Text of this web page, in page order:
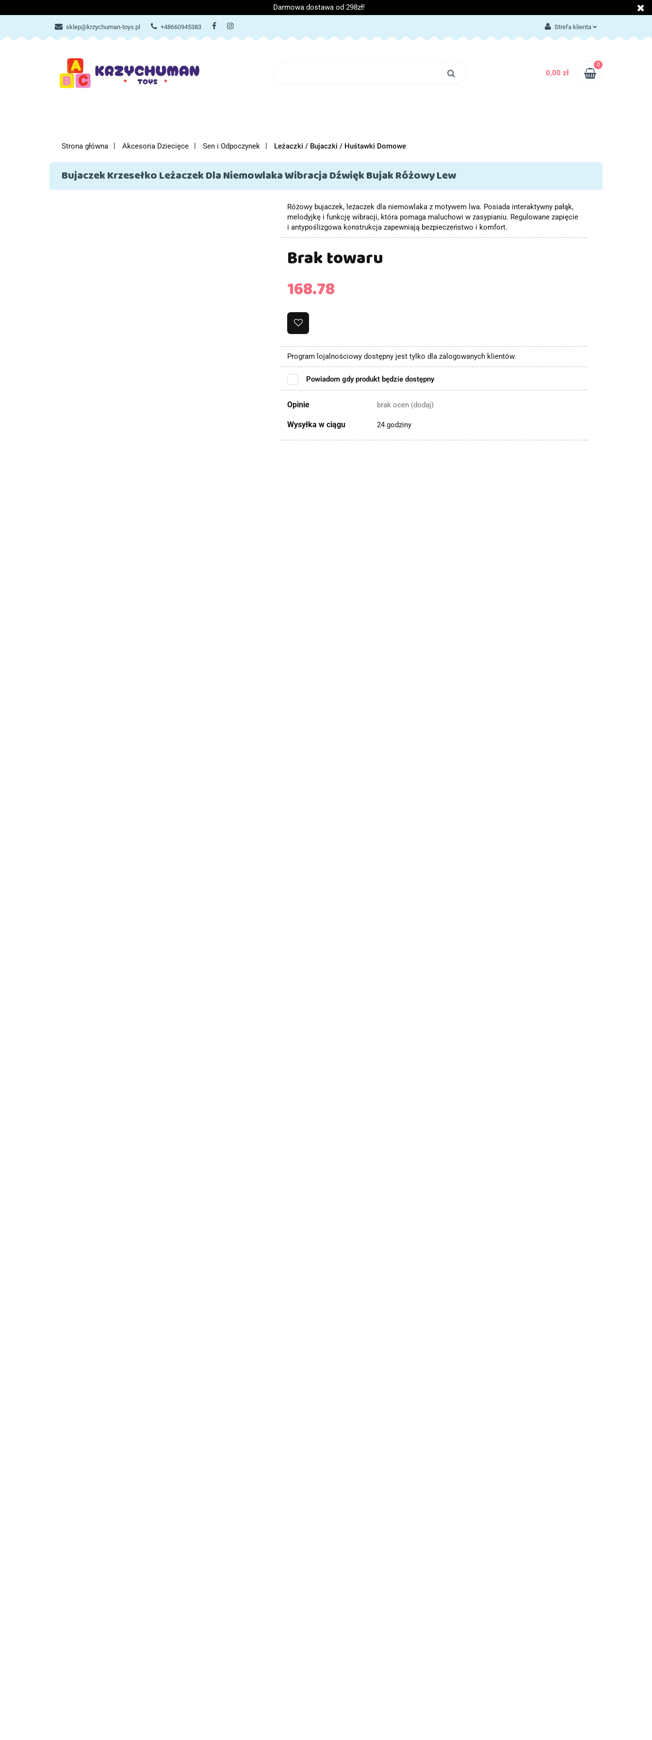
Darmowa dostawa od 298zł!
sklep@krzychuman-toys.pl +48660945383 Strefa klienta
Załóż konto
Dodaj zgłoszenie
0,00 zł
0
ZABAWKI AKCESORIA DZIECIĘCE ARTYKUŁY SZKOLNE O NAS BLOG KONTAKT
Strona główna Akcesoria Dziecięce Sen i Odpoczynek Leżaczki / Bujaczki / Huśtawki Domowe
Bujaczek Krzesełko Leżaczek Dla Niemowlaka Wibracja Dźwięk Bujak Różowy Lew
Różowy bujaczek, leżaczek dla niemowlaka z motywem lwa. Posiada interaktywny pałąk,
melodyjkę i funkcję wibracji, która pomaga maluchowi w zasypianiu. Regulowane zapięcie
i antypoślizgowa konstrukcja zapewniają bezpieczeństwo i komfort.
Brak towaru
168.78
Program lojalnościowy dostępny jest tylko dla zalogowanych klientów.
Powiadom gdy produkt będzie dostępny
Opinie brak ocen (dodaj)
Wysyłka w ciągu 24 godziny